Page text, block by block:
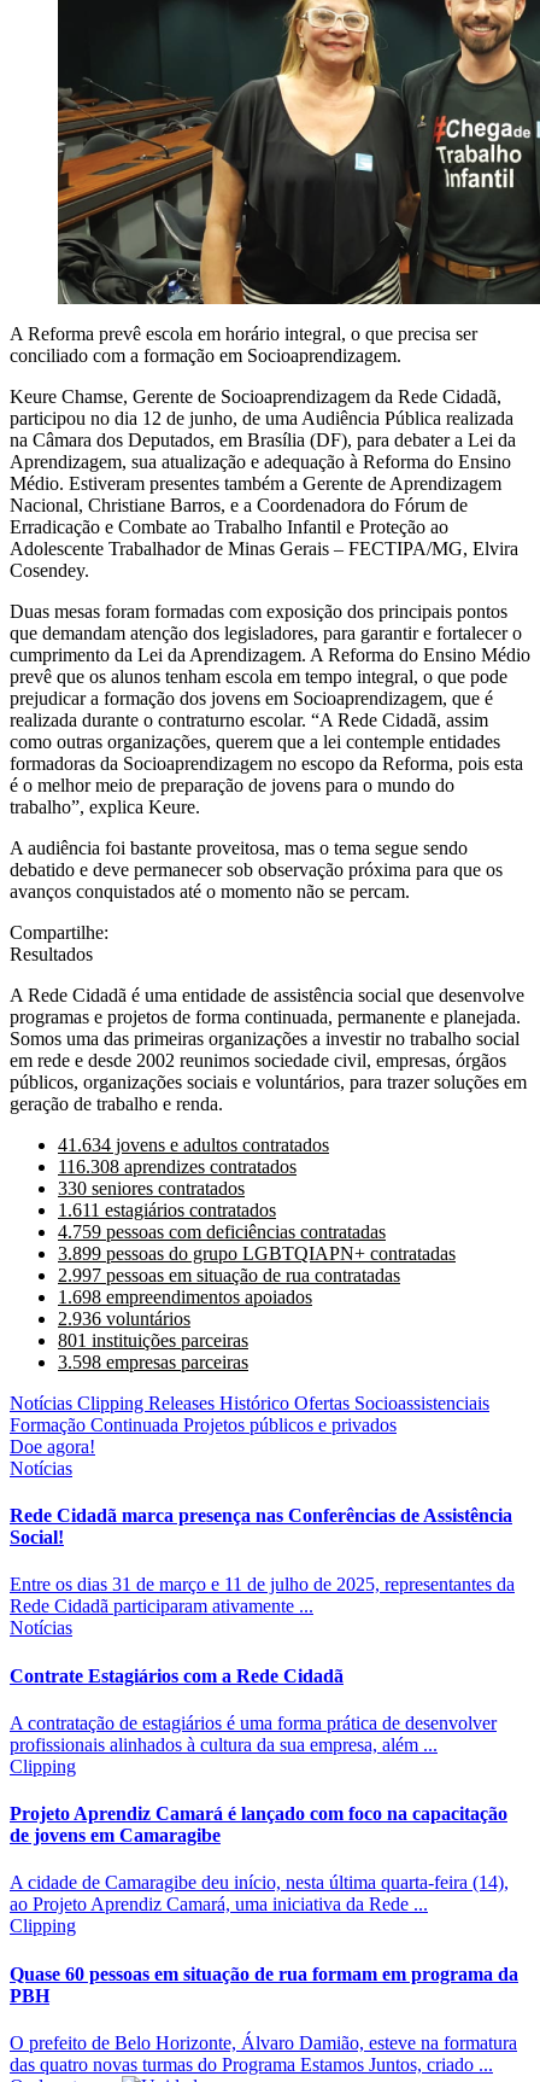
A Reforma prevê escola em horário integral, o que precisa ser
conciliado com a formação em Socioaprendizagem.
Keure Chamse, Gerente de Socioaprendizagem da Rede Cidadã,
participou no dia 12 de junho, de uma Audiência Pública realizada
na Câmara dos Deputados, em Brasília (DF), para debater a Lei da
Aprendizagem, sua atualização e adequação à Reforma do Ensino
Médio. Estiveram presentes também a Gerente de Aprendizagem
Nacional, Christiane Barros, e a Coordenadora do Fórum de
Erradicação e Combate ao Trabalho Infantil e Proteção ao
Adolescente Trabalhador de Minas Gerais – FECTIPA/MG, Elvira
Cosendey.
Duas mesas foram formadas com exposição dos principais pontos
que demandam atenção dos legisladores, para garantir e fortalecer o
cumprimento da Lei da Aprendizagem. A Reforma do Ensino Médio
prevê que os alunos tenham escola em tempo integral, o que pode
prejudicar a formação dos jovens em Socioaprendizagem, que é
realizada durante o contraturno escolar. “A Rede Cidadã, assim
como outras organizações, querem que a lei contemple entidades
formadoras da Socioaprendizagem no escopo da Reforma, pois esta
é o melhor meio de preparação de jovens para o mundo do
trabalho”, explica Keure.
A audiência foi bastante proveitosa, mas o tema segue sendo
debatido e deve permanecer sob observação próxima para que os
avanços conquistados até o momento não se percam.
Compartilhe:
Resultados
A Rede Cidadã é uma entidade de assistência social que desenvolve
programas e projetos de forma continuada, permanente e planejada.
Somos uma das primeiras organizações a investir no trabalho social
em rede e desde 2002 reunimos sociedade civil, empresas, órgãos
públicos, organizações sociais e voluntários, para trazer soluções em
geração de trabalho e renda.
41.634 jovens e adultos contratados
116.308 aprendizes contratados
330 seniores contratados
1.611 estagiários contratados
4.759 pessoas com deficiências contratadas
3.899 pessoas do grupo LGBTQIAPN+ contratadas
2.997 pessoas em situação de rua contratadas
1.698 empreendimentos apoiados
2.936 voluntários
801 instituições parceiras
3.598 empresas parceiras
Notícias Clipping Releases Histórico Ofertas Socioassistenciais
Formação Continuada Projetos públicos e privados
Doe agora!
Notícias
Rede Cidadã marca presença nas Conferências de Assistência
Social!
Entre os dias 31 de março e 11 de julho de 2025, representantes da
Rede Cidadã participaram ativamente ...
Notícias
Contrate Estagiários com a Rede Cidadã
A contratação de estagiários é uma forma prática de desenvolver
profissionais alinhados à cultura da sua empresa, além ...
Clipping
Projeto Aprendiz Camará é lançado com foco na capacitação
de jovens em Camaragibe
A cidade de Camaragibe deu início, nesta última quarta-feira (14),
ao Projeto Aprendiz Camará, uma iniciativa da Rede ...
Clipping
Quase 60 pessoas em situação de rua formam em programa da
PBH
O prefeito de Belo Horizonte, Álvaro Damião, esteve na formatura
das quatro novas turmas do Programa Estamos Juntos, criado ...